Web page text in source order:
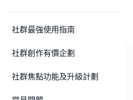
社群最強使用指南
社群創作有價企劃
社群焦點功能及升級計劃